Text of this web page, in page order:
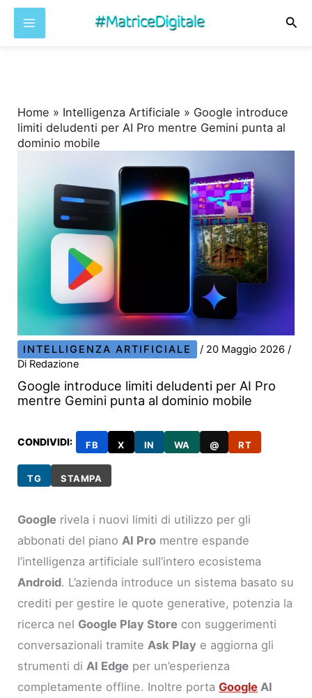
Home » Intelligenza Artificiale » Google introduce
limiti deludenti per AI Pro mentre Gemini punta al
dominio mobile
INTELLIGENZA ARTIFICIALE / 20 Maggio 2026/
Di Redazione
Google introduce limiti deludenti per AI Pro
mentre Gemini punta al dominio mobile
CONDIVIDI: FB X IN WA @ RT
TG STAMPA
Google rivela i nuovi limiti di utilizzo per gli
abbonati del pianoAI Pro mentre espande
l’intelligenza artificiale sull’intero ecosistema
Android. L’azienda introduce un sistema basato su
crediti per gestire le quote generative, potenzia la
ricerca nel Google Play Store con suggerimenti
conversazionali tramiteAsk Play e aggiorna gli
strumenti diAI Edge per un’esperienza
completamente offline. Inoltre portaGoogle AI